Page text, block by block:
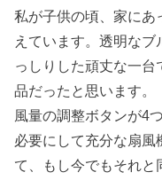
私が子供の頃、家にあ
えています。透明な
っしりした頑丈な一
品だったと思います。
風量の調整ボタンが4
必要にして充分な扇風
て、もし今でもそれと